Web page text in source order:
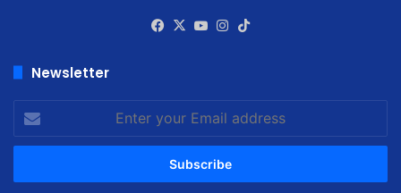
Facebook
X YouTubeInstagram
Newsletter
your
Email